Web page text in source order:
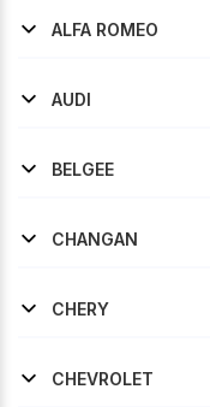
ALFA ROMEO
AUDI
BELGEE
CHANGAN
CHERY
CHEVROLET